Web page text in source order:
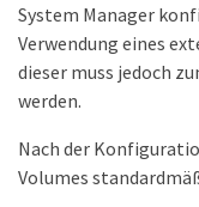
System Manager
Verwendung eines
dieser muss jedoch
werden.
Nach der
Volumes